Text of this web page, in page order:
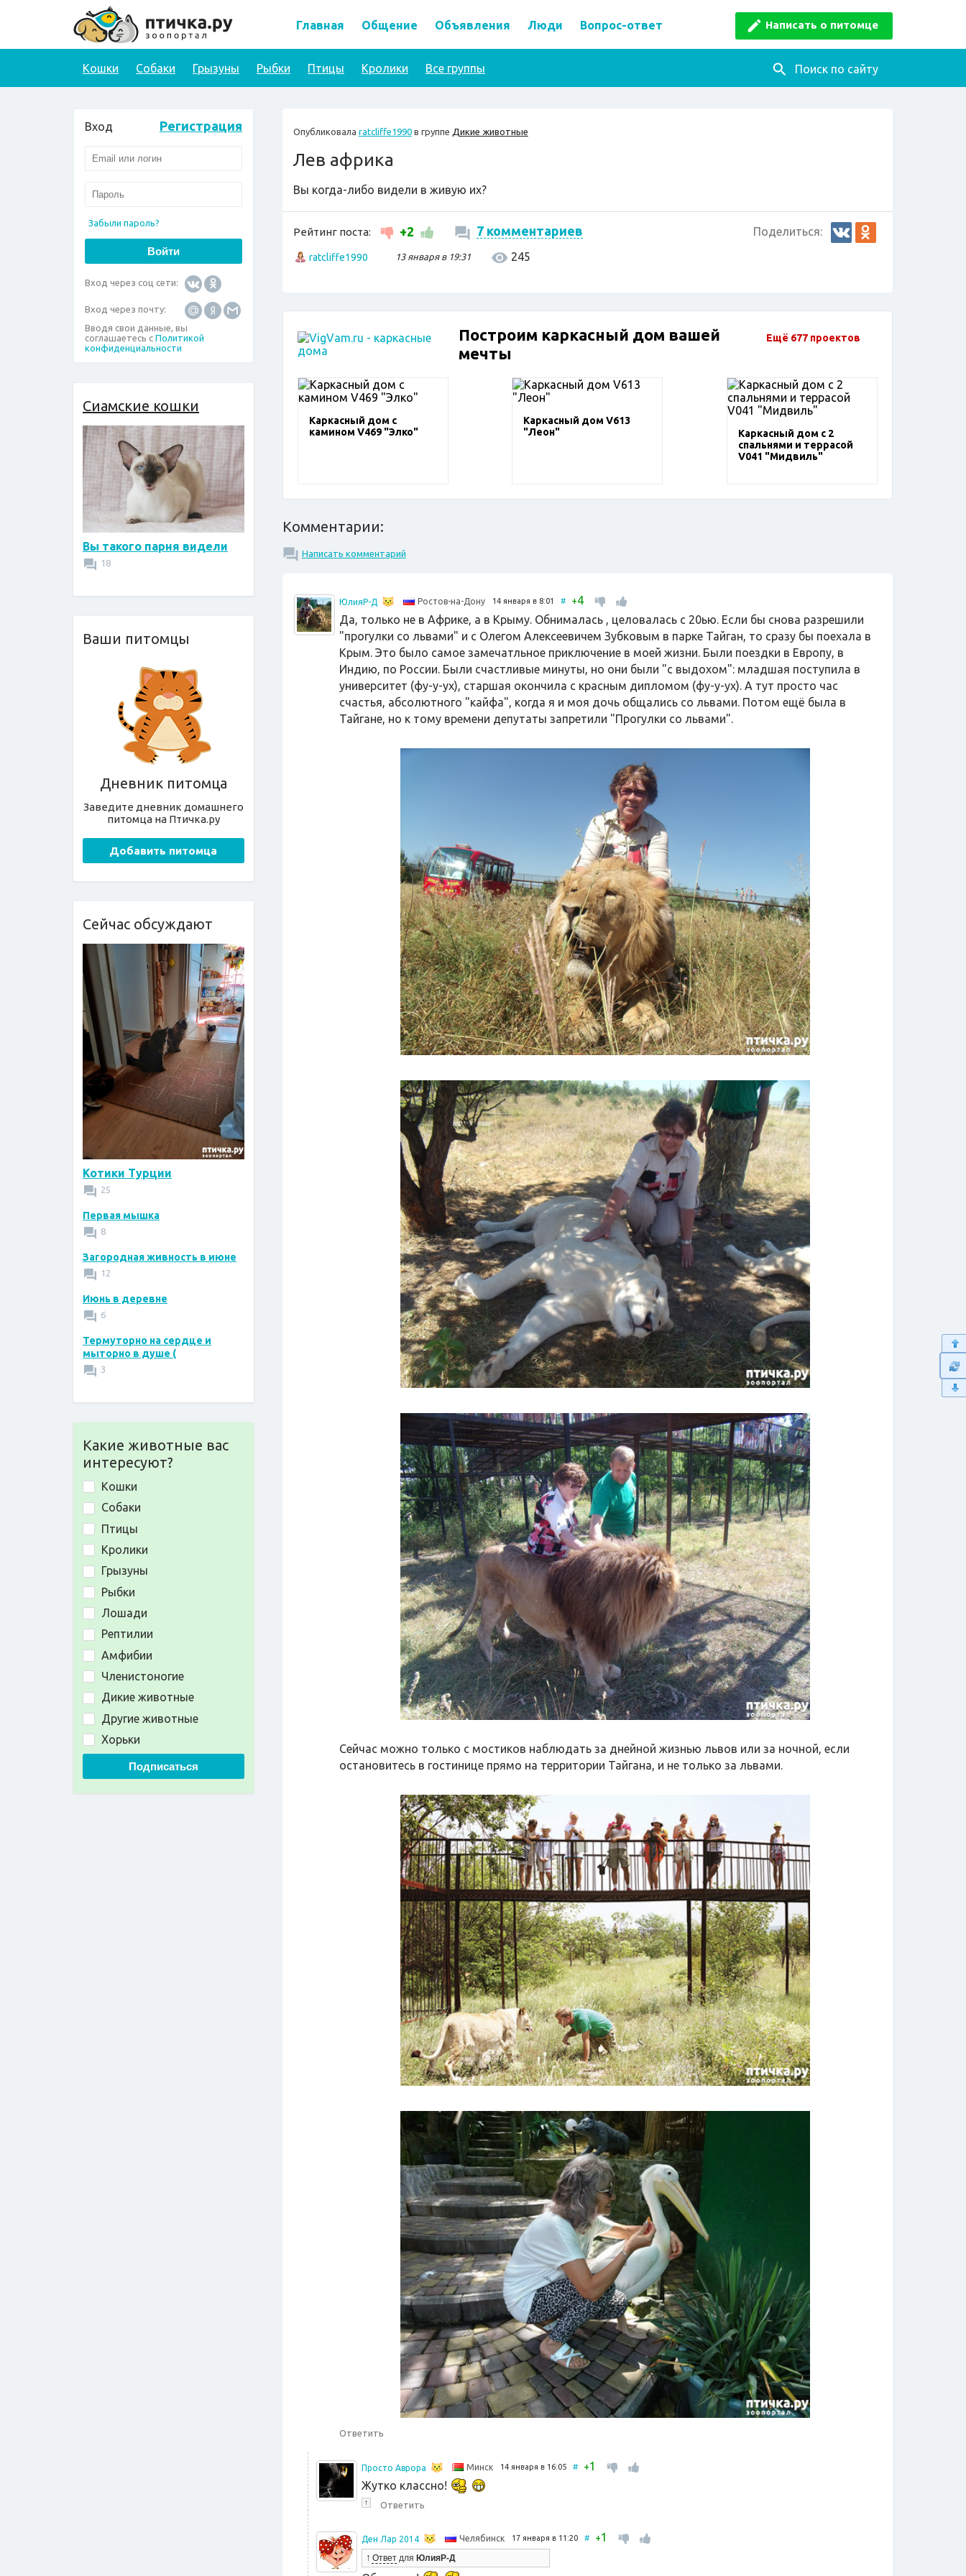
Написать о питомце
Главная Общение Объявления Люди Вопрос-ответ
Поиск по сайту
Кошки Собаки Грызуны Рыбки Птицы Кролики Все группы
Вход Регистрация
Забыли пароль?
Вход через соц сети:
Вход через почту:
Вводя свои данные, вы
соглашаетесь с Политикой
конфиденциальности
Сиамские кошки
Вы такого парня видели
18
Ваши питомцы
Дневник питомца
Заведите дневник домашнего
питомца на Птичка.ру
Добавить питомца
Сейчас обсуждают
Котики Турции
25
Первая мышка
8
Загородная живность в июне
12
Июнь в деревне
6
Термуторно на сердце и
мыторно в душе (
3
Какие животные вас
интересуют?
Кошки
Собаки
Птицы
Кролики
Грызуны
Рыбки
Лошади
Рептилии
Амфибии
Членистоногие
Дикие животные
Другие животные
Хорьки
Подписаться
Опубликовала ratcliffe1990в группе Дикие животные
Лев африка
Вы когда-либо видели в живую их?
Рейтинг поста: +2 7 комментариев
ratcliffe1990 13 января в 19:31 245
Поделиться:
Построим каркасный дом вашей
мечты
Ещё 677 проектов
Каркасный дом с
камином V469 "Элко"
Каркасный дом V613
"Леон"
Каркасный дом с 2
спальнями и террасой
V041 "Мидвиль"
Комментарии:
Написать комментарий
ЮлияР-Д Ростов-на-Дону 14 января в 8:01 # +4
Да, только не в Африке, а в Крыму. Обнималась , целовалась с 20ью. Если бы снова разрешили
"прогулки со львами" и с Олегом Алексеевичем Зубковым в парке Тайган, то сразу бы поехала в
Крым. Это было самое замечатльное приключение в моей жизни. Были поездки в Европу, в
Индию, по России. Были счастливые минуты, но они были "с выдохом": младшая поступила в
университет (фу-у-ух), старшая окончила с красным дипломом (фу-у-ух). А тут просто час
счастья, абсолютного "кайфа", когда я и моя дочь общались со львами. Потом ещё была в
Тайгане, но к тому времени депутаты запретили "Прогулки со львами".
Сейчас можно только с мостиков наблюдать за днейной жизнью львов или за ночной, если
остановитесь в гостинице прямо на территории Тайгана, и не только за львами.
Ответить
Просто Аврора Минск 14 января в 16:05 # +1
Жутко классно!
↑ Ответить
Ден Лар 2014 Челябинск 17 января в 11:20 # +1
↑ Ответдля ЮлияР-Д